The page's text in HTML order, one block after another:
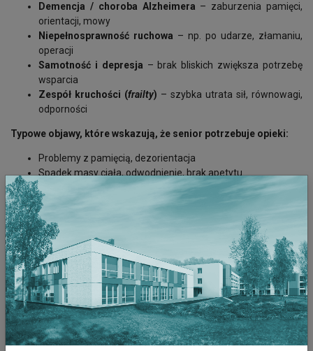
Demencja / choroba Alzheimera – zaburzenia pamięci,
orientacji, mowy
Niepełnosprawność ruchowa – np. po udarze, złamaniu,
operacji
Samotność i depresja – brak bliskich zwiększa potrzebę
wsparcia
Zespół kruchości (frailty) – szybka utrata sił, równowagi,
odporności
Typowe objawy, które wskazują, że senior potrzebuje opieki:
Problemy z pamięcią, dezorientacja
Spadek masy ciała, odwodnienie, brak apetytu
Trudność z poruszaniem się, częste upadki
Zmiany nastroju, wycofanie społeczne
Problemy z utrzymaniem higieny osobistej
Błędy w przyjmowaniu leków lub ich pomijanie
Jak skutecznie opiekować się seniorem?
Codzienna opieka domowa – najważniejsze filary:
Bezpieczeństwo– usuń przeszkody, zadbaj o oświetlenie i
uchwyty.
Dieta i nawodnienie– lekkostrawne posiłki, regularne picie